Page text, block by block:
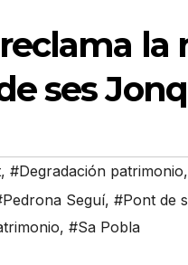
ses
, #Degradación patrimonio,
Seguí, #Pont de
, #Sa Pobla